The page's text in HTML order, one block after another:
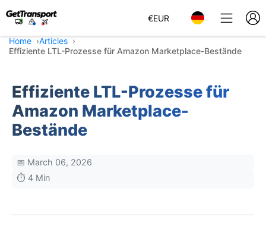
€EUR
Home
Articles
Effiziente LTL-Prozesse für Amazon Marketplace-Bestände
Effiziente LTL-Prozesse für
Amazon Marketplace-
Bestände
📅 March 06, 2026
⏱️ 4 Min